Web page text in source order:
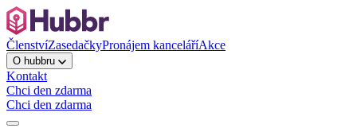
ČlenstvíZasedačkyPronájem kanceláříAkce
O hubbru
Kontakt
Chci den zdarma
Chci den zdarma